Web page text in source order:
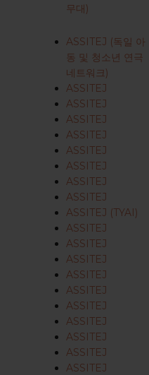
무대)
ASSITEJ (독일 아
동 및 청소년 연극
네트워크)
ASSITEJ
ASSITEJ
ASSITEJ
ASSITEJ
ASSITEJ
ASSITEJ
ASSITEJ
ASSITEJ
ASSITEJ (TYAI)
ASSITEJ
ASSITEJ
ASSITEJ
ASSITEJ
ASSITEJ
ASSITEJ
ASSITEJ
ASSITEJ
ASSITEJ
ASSITEJ